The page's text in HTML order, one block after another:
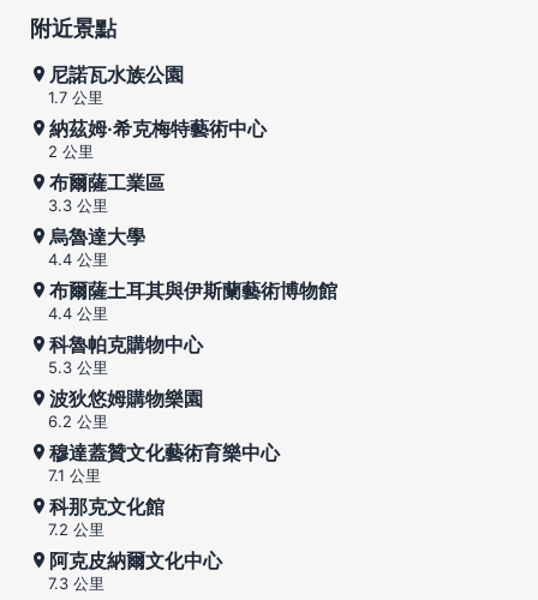
附近景點
尼諾瓦水族公園
1.7 公里
納茲姆·希克梅特藝術中心
2 公里
布爾薩工業區
3.3 公里
烏魯達大學
4.4 公里
布爾薩土耳其與伊斯蘭藝術博物館
4.4 公里
科魯帕克購物中心
5.3 公里
波狄悠姆購物樂園
6.2 公里
穆達蓋贊文化藝術育樂中心
7.1 公里
科那克文化館
7.2 公里
阿克皮納爾文化中心
7.3 公里